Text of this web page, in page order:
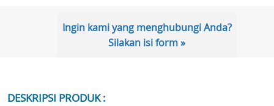
Ingin kami yang menghubungi Anda?
Silakan isi form »
DESKRIPSI PRODUK :